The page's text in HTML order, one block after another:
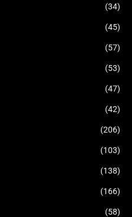
(34)
(45)
(57)
(53)
(47)
(42)
(206)
(103)
(138)
(166)
(58)